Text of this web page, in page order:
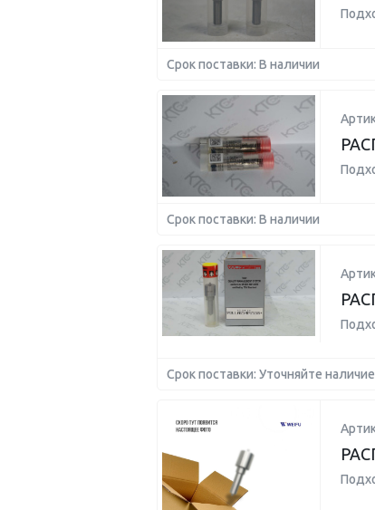
Срок поставки: В наличии
Срок поставки: В наличии
Срок поставки: Уточняйте